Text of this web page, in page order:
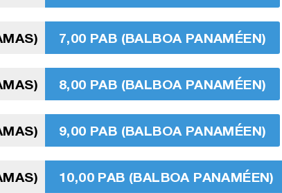
7,00 PAB (BALBOA PANAMÉEN)
8,00 PAB (BALBOA PANAMÉEN)
9,00 PAB (BALBOA PANAMÉEN)
10,00 PAB (BALBOA PANAMÉEN)